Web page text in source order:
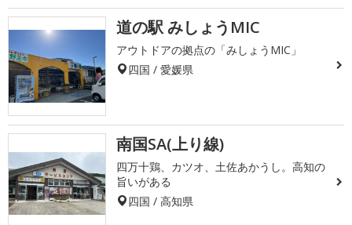
道の駅 みしょうMIC
アウトドアの拠点の「みしょうMIC」
四国 / 愛媛県
南国SA(上り線)
四万十鶏、カツオ、土佐あかうし。高知の
旨いがある
四国 / 高知県